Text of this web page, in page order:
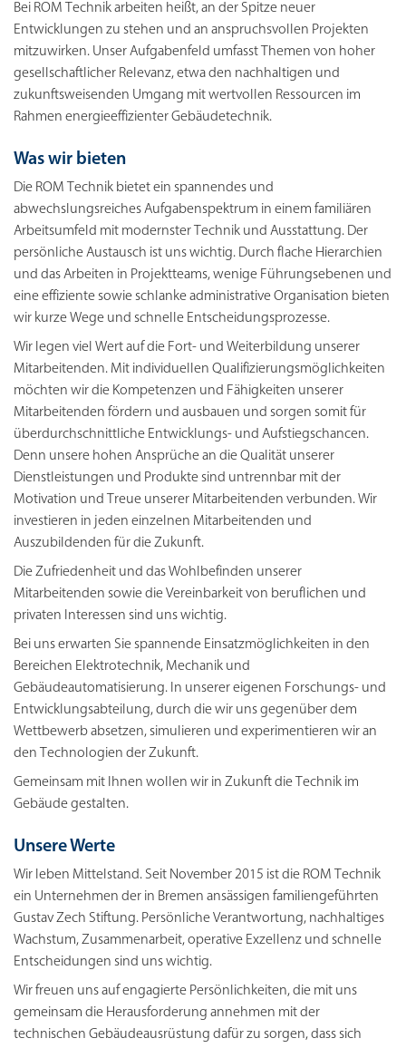
Bei ROM Technik arbeiten heißt, an der Spitze neuer
Entwicklungen zu stehen und an anspruchsvollen Projekten
mitzuwirken. Unser Aufgabenfeld umfasst Themen von hoher
gesellschaftlicher Relevanz, etwa den nachhaltigen und
zukunftsweisenden Umgang mit wertvollen Ressourcen im
Rahmen energieeffizienter Gebäudetechnik.
Was wir bieten
Die ROM Technik bietet ein spannendes und
abwechslungsreiches Aufgabenspektrum in einem familiären
Arbeitsumfeld mit modernster Technik und Ausstattung. Der
persönliche Austausch ist uns wichtig. Durch flache Hierarchien
und das Arbeiten in Projektteams, wenige Führungsebenen und
eine effiziente sowie schlanke administrative Organisation bieten
wir kurze Wege und schnelle Entscheidungsprozesse.
Wir legen viel Wert auf die Fort- und Weiterbildung unserer
Mitarbeitenden. Mit individuellen Qualifizierungsmöglichkeiten
möchten wir die Kompetenzen und Fähigkeiten unserer
Mitarbeitenden fördern und ausbauen und sorgen somit für
überdurchschnittliche Entwicklungs- und Aufstiegschancen.
Denn unsere hohen Ansprüche an die Qualität unserer
Dienstleistungen und Produkte sind untrennbar mit der
Motivation und Treue unserer Mitarbeitenden verbunden. Wir
investieren in jeden einzelnen Mitarbeitenden und
Auszubildenden für die Zukunft.
Die Zufriedenheit und das Wohlbefinden unserer
Mitarbeitenden sowie die Vereinbarkeit von beruflichen und
privaten Interessen sind uns wichtig.
Bei uns erwarten Sie spannende Einsatzmöglichkeiten in den
Bereichen Elektrotechnik, Mechanik und
Gebäudeautomatisierung. In unserer eigenen Forschungs- und
Entwicklungsabteilung, durch die wir uns gegenüber dem
Wettbewerb absetzen, simulieren und experimentieren wir an
den Technologien der Zukunft.
Gemeinsam mit Ihnen wollen wir in Zukunft die Technik im
Gebäude gestalten.
Unsere Werte
Wir leben Mittelstand. Seit November 2015 ist die ROM Technik
ein Unternehmen der in Bremen ansässigen familiengeführten
Gustav Zech Stiftung. Persönliche Verantwortung, nachhaltiges
Wachstum, Zusammenarbeit, operative Exzellenz und schnelle
Entscheidungen sind uns wichtig.
Wir freuen uns auf engagierte Persönlichkeiten, die mit uns
gemeinsam die Herausforderung annehmen mit der
technischen Gebäudeausrüstung dafür zu sorgen, dass sich